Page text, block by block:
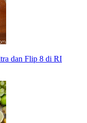
dan Flip 8 di RI